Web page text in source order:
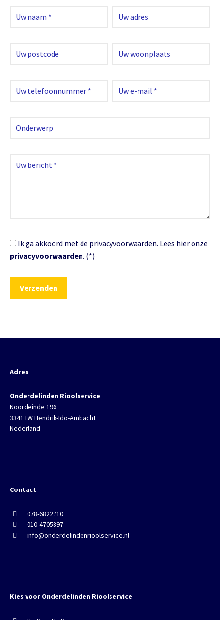
Ik ga akkoord met de privacyvoorwaarden. Lees hier onze
privacyvoorwaarden. (*)
Adres
Onderdelinden Rioolservice
Noordeinde 196
3341 LW Hendrik-Ido-Ambacht
Nederland
Contact
078-6822710
010-4705897
info@onderdelindenrioolservice.nl
Kies voor Onderdelinden Rioolservice